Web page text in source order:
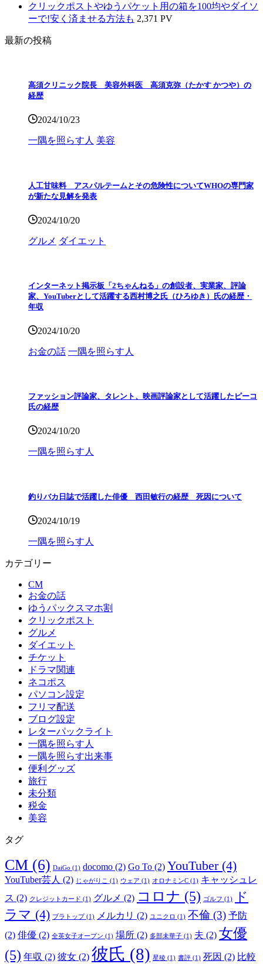
クリックポストやゆうパケット用の箱を100均やダイソ
ーで!安く済ませる方法も 2,371 PV
最新の投稿
高須クリニック院長 美容外科医 高須克弥（たかす かつや）の
経歴
2024/10/23
一隅を照らす人 美容
人工甘味料 アスパルテームとその危険性についてWHOの専門家
が新たな見解を発表
2024/10/20
グルメ ダイエット
インターネット掲示板「2ちゃんねる」の創設者、実業家、評論
家、YouTuberとして活躍する西村博之氏（ひろゆき）氏の経歴・
年収
2024/10/20
お金の話 一隅を照らす人
ファッション評論家、タレント、映画評論家として活躍したピーコ
氏の経歴
2024/10/20
一隅を照らす人
釣りバカ日誌で活躍した俳優 西田敏行の経歴 死因について
2024/10/19
一隅を照らす人
カテゴリー
CM
お金の話
ゆうパックスマホ割
クリックポスト
グルメ
ダイエット
チケット
ドラマ関連
ネコポス
パソコン設定
フリマ配送
ブログ設定
レターパックライト
一隅を照らす人
一隅を照らす出来事
便利グッズ
旅行
未分類
税金
美容
タグ
CM (6) DaiGo (1) docomo (2) Go To (2) YouTuber(4)
YouTuber芸人 (2) じゃがりこ (1) ウェア (1) オロナミンC (1) キャッシュレ
ス (2) クレジットカード (1) グルメ (2) コロナ (5) ゴルフ (1)
ド
ラマ (4) ブラトップ(1) メルカリ (2) ユニクロ (1) 不倫 (3) 予防
(2) 俳優 (2) 全英女子オープン (1) 場所 (2) 多部未華子 (1) 夫 (2) 女優
(5) 年収 (2) 彼女 (2) 彼氏 (8) 星稜 (1) 書評 (1) 死因 (2) 比較